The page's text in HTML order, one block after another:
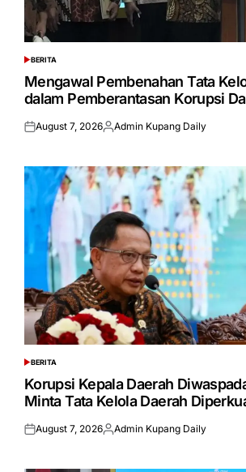
POSTED
IN
BERITA
Mengawal Pembenahan Tata
dalam Pemberantasan Korupsi
Posted
August 7, 2026Posted
Admin Kupang Daily
POSTED
IN
BERITA
Korupsi Kepala Daerah
Minta Tata Kelola Daerah
Posted
August 7, 2026Posted
Admin Kupang Daily